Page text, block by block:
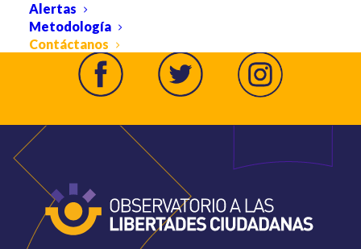
Alertas
Metodología
Contáctanos